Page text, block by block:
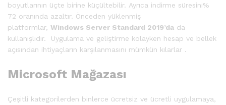
boyutlarının üçte birine küçültebilir. Ayrıca indirme süresini%
72 oranında azaltır. Önceden yüklenmiş
platformlar, Windows Server Standard 2019’da da
kullanışlıdır. Uygulama ve geliştirme kolayken hesap ve bellek
açısından ihtiyaçların karşılanmasını mümkün kılarlar .
Microsoft Mağazası
Çeşitli kategorilerden binlerce ücretsiz ve ücretli uygulamaya,